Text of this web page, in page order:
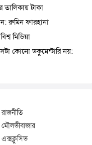
তালিকায় টাকা
রুমিন ফারহানা
মিডিয়া
কোনো ডকুমেন্টারি নয়:
রাজনীতি
মৌলভীবাজার
এক্সক্লুসিভ